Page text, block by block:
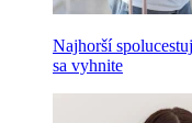
Najhorší
sa vyhnite